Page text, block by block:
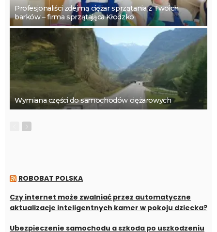
Profesjonaliści zdejmą ciężar sprzątania z Twoich
barków – firma sprzątająca Kłodzko
Wymiana części do samochodów ciężarowych
ROBOBAT POLSKA
Czy internet może zwalniać przez automatyczne
aktualizacje inteligentnych kamer w pokoju dziecka?
Ubezpieczenie samochodu a szkoda po uszkodzeniu